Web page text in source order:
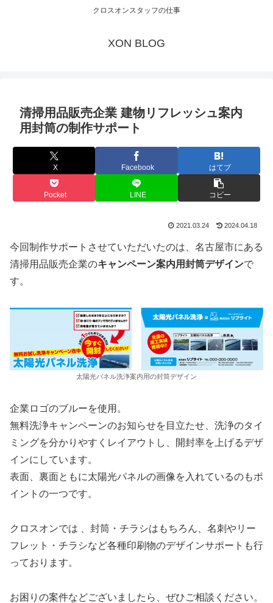
クロスオンスタッフの仕事
XON BLOG
清掃用品販売企業 建物リフレッシュ案内
用封筒の制作サポート
X Facebook はてブ
Pocket LINE コピー
2021.03.24 2024.04.18
今回制作サポートさせていただいたのは、名古屋市にある
清掃用品販売企業のキャンペーン案内用封筒デザインで
す。
太陽光パネル洗浄案内用の封筒デザイン
企業ロゴのブルーを使用。
無料洗浄キャンペーンのお知らせを目立たせ、洗浄のタイ
ミングを分かりやすくレイアウトし、開封率を上げるデザ
インにしています。
表面、裏面ともに太陽光パネルの画像を入れているのもポ
イントの一つです。
クロスオンでは 、封筒・チラシはもちろん、名刺やリー
フレット・チラシなど各種印刷物のデザインサポートも行
っております。
お困りの案件などございましたら、ぜひご相談ください。